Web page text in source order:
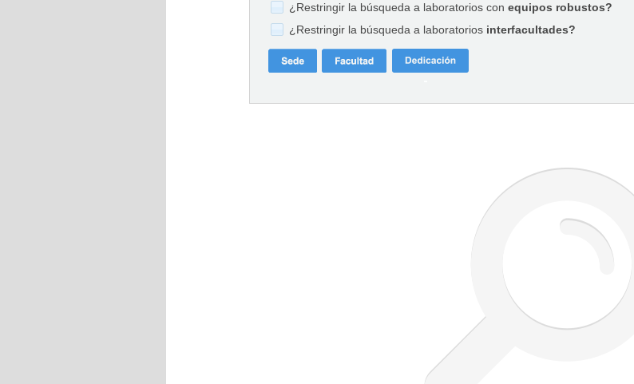
¿Restringir la búsqueda a laboratorios con equipos robustos?
¿Restringir la búsqueda a laboratorios interfacultades?